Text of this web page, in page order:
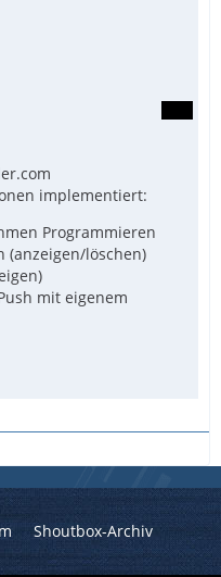
implementiert:
Programmieren
(anzeigen/löschen)
mit eigenem
Shoutbox-Archiv